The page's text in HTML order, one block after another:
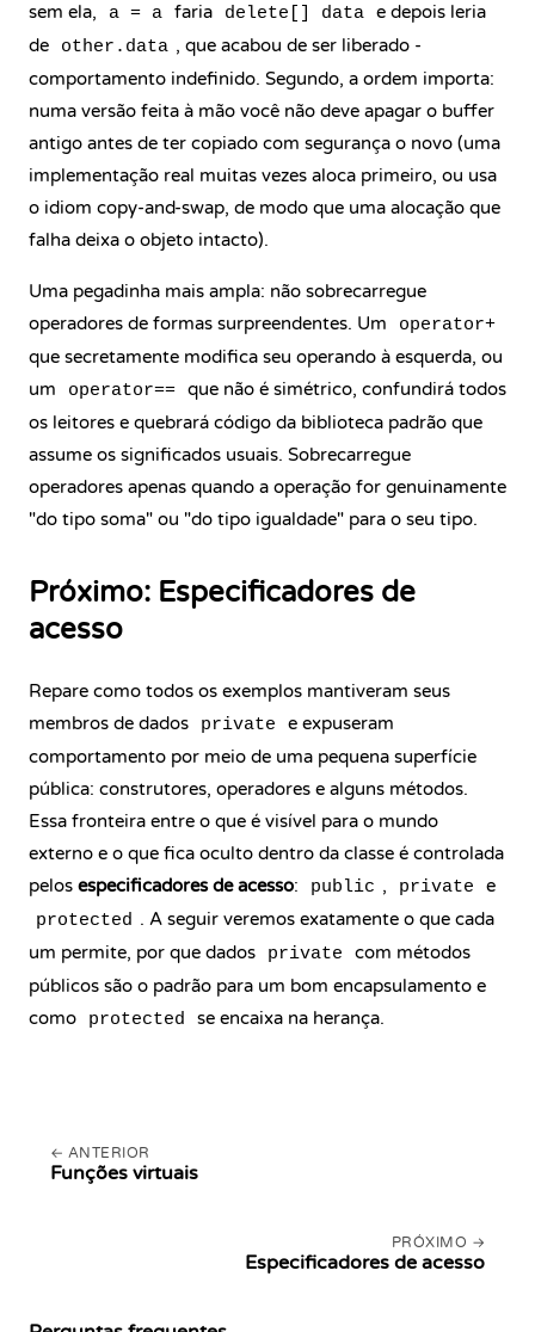
sem ela,
a = a faria delete[] data e depois leria
de
other.data , que acabou de ser liberado -
comportamento indefinido. Segundo, a ordem importa:
numa versão feita à mão você não deve apagar o buffer
antigo antes de ter copiado com segurança o novo (uma
implementação real muitas vezes aloca primeiro, ou usa
o idiom copy-and-swap, de modo que uma alocação que
falha deixa o objeto intacto).
Uma pegadinha mais ampla: não sobrecarregue
operadores de formas surpreendentes. Um
operator+
que secretamente modifica seu operando à esquerda, ou
um
operator== que não é simétrico, confundirá todos
os leitores e quebrará código da biblioteca padrão que
assume os significados usuais. Sobrecarregue
operadores apenas quando a operação for genuinamente
"do tipo soma" ou "do tipo igualdade" para o seu tipo.
Próximo: Especificadores de
acesso
Repare como todos os exemplos mantiveram seus
membros de dados
private
e expuseram
comportamento por meio de uma pequena superfície
pública: construtores, operadores e alguns métodos.
Essa fronteira entre o que é visível para o mundo
externo e o que fica oculto dentro da classe é controlada
pelos especificadores de acesso: public , private e
protected . A seguir veremos exatamente o que cada
um permite, por que dados
private
com métodos
públicos são o padrão para um bom encapsulamento e
como
protected se encaixa na herança.
ANTERIOR
Funções virtuais
PRÓXIMO
Especificadores de acesso